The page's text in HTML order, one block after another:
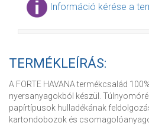
Információ kérése a
TERMÉKLEÍRÁS:
A FORTE HAVANA termékcsalád
nyersanyagokból készül.
papírtípusok hulladékának
kartondobozok és